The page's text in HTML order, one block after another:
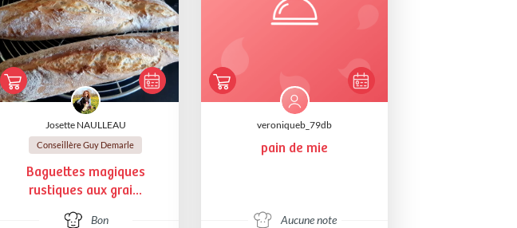
Josette NAULLEAU
Conseillère Guy Demarle
Baguettes magiques
rustiques aux grai...
Bon
veroniqueb_79db
pain de mie
Aucune note